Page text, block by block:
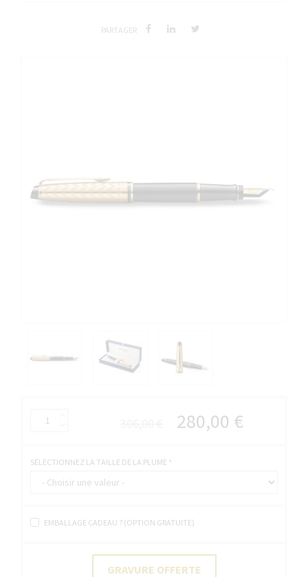
PARTAGER
280,00 €
SÉLECTIONNEZ LA TAILLE DE LA PLUME *
EMBALLAGE CADEAU ? (OPTION GRATUITE)
GRAVURE OFFERTE